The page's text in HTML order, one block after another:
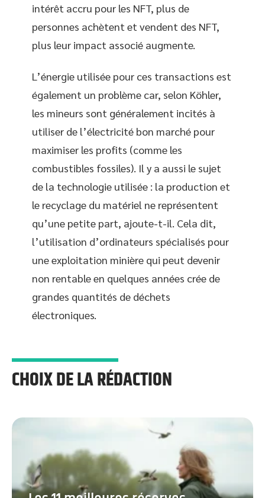
intérêt accru pour les NFT, plus de
personnes achètent et vendent des NFT,
plus leur impact associé augmente.
L’énergie utilisée pour ces transactions est
également un problème car, selon Köhler,
les mineurs sont généralement incités à
utiliser de l’électricité bon marché pour
maximiser les profits (comme les
combustibles fossiles). Il y a aussi le sujet
de la technologie utilisée : la production et
le recyclage du matériel ne représentent
qu’une petite part, ajoute-t-il. Cela dit,
l’utilisation d’ordinateurs spécialisés pour
une exploitation minière qui peut devenir
non rentable en quelques années crée de
grandes quantités de déchets
électroniques.
CHOIX DE LA RÉDACTION